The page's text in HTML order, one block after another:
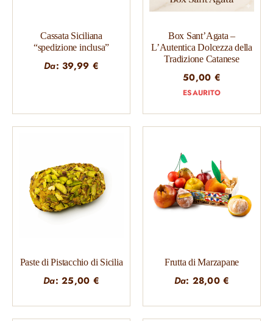
Cassata Siciliana
“spedizione inclusa”
Da:39,99 €
Box Sant’Agata –
L’Autentica Dolcezza della
Tradizione Catanese
50,00 €
ESAURITO
Paste di Pistacchio di Sicilia
Da:25,00 €
Frutta di Marzapane
Da: 28,00€